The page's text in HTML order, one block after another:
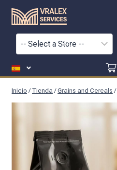
Inicio / Tienda/Grains and Cereals /